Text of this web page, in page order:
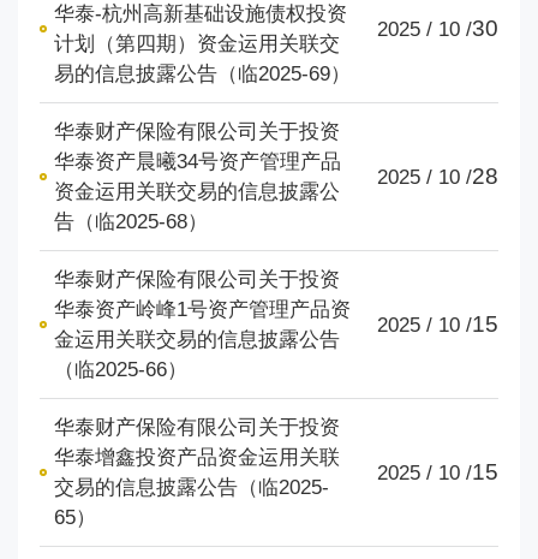
华泰-杭州高新基础设施债权投资
计划（第四期）资金运用关联交
易的信息披露公告（临2025-69）
2025 / 10 /30
华泰财产保险有限公司关于投资
华泰资产晨曦34号资产管理产品
资金运用关联交易的信息披露公
告（临2025-68）
2025 / 10 /28
华泰财产保险有限公司关于投资
华泰资产岭峰1号资产管理产品资
金运用关联交易的信息披露公告
（临2025-66）
2025 / 10 /15
华泰财产保险有限公司关于投资
华泰增鑫投资产品资金运用关联
交易的信息披露公告（临2025-
65）
2025 / 10 /15